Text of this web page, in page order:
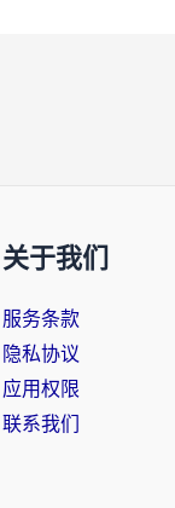
关于我们
服务条款
隐私协议
应用权限
联系我们